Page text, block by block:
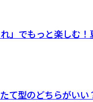
れ」でもっと楽しむ
て型のどちらがい